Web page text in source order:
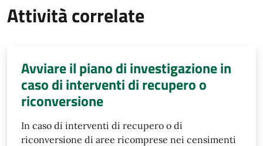
Attività correlate
Avviare il piano di investigazione in
caso di interventi di recupero o
riconversione
In caso di interventi di recupero o di
riconversione di aree ricomprese nei censimenti